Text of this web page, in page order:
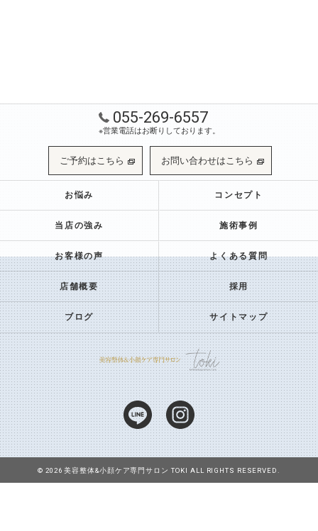
055-269-6557
※営業電話はお断りしております。
ご予約はこちら お問い合わせはこちら
お悩み コンセプト
当店の強み 施術事例
お客様の声 よくある質問
店舗概要 採用
ブログ サイトマップ
© 2026 美容整体&小顔ケア専門サロン TOKI ALL RIGHTS RESERVED.